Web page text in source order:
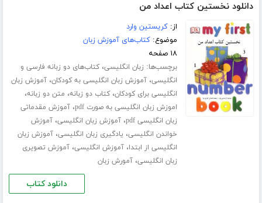
دانلود نخستین کتاب اعداد من
از:کریستین وارد
موضوع:کتاب‌های آموزش زبان
۱۸ صفحه
برچسب‌ها: زبان انگلیسی،کتاب‌های دو زبانه فارسی و
انگلیسی،آموزش زبان انگلیسی به کودکان،آموزش زبان
انگلیسی برای کودکان،کتاب دو زبانه، متن دو زبانه،
اموزش زبان انگلیسی به صورت pdf ،آموزش مقدماتی
زبان انگلیسی pdf
،آموزش زبان انگلیسی،آموزش
خواندن انگلیسی، یادگیری زبان انگلیسی،آموزش زبان
انگلیسی از ابتدا،آموزش انگلیسی،آموزش تصویری
زبان انگلیسی،آمورش زبان
دانلود کتاب